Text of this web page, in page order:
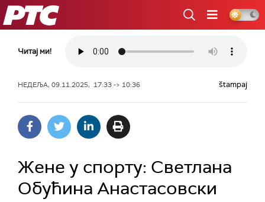
РТС
Читај ми!
НЕДЕЉА, 09.11.2025, 17:33 -> 10:36 štampaj
Жене у спорту: Светлана
Обућина Анастасовски